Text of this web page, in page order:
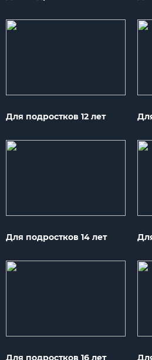
Для подростков 12 лет
Для подростков 14 лет
Для подростков 16 лет